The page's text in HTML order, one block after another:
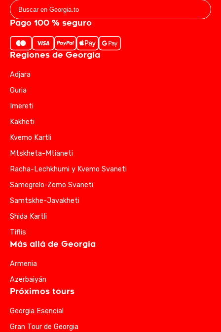
Pago 100 % seguro
Regiones de Georgia
Adjara
Guria
Imereti
Kakheti
Kvemo Kartli
Mtskheta-Mtianeti
Racha-Lechkhumi y Kvemo Svaneti
Samegrelo-Zemo Svaneti
Samtskhe-Javakheti
Shida Kartli
Tiflis
Más allá de Georgia
Armenia
Azerbaiyán
Próximos tours
Georgia Esencial
Gran Tour de Georgia